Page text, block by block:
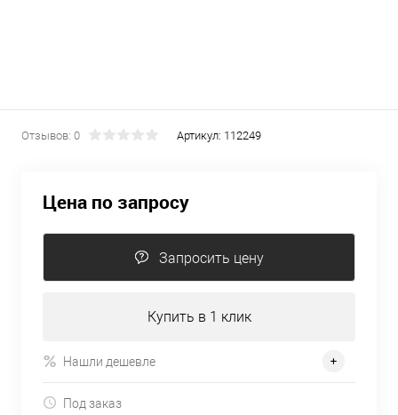
Отзывов: 0 Артикул: 112249
Цена по запросу
Запросить цену
Купить в 1 клик
Нашли дешевле
Под заказ